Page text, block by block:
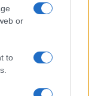
or
to